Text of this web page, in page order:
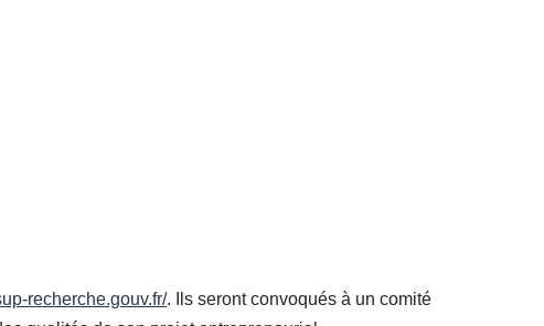
recherche.gouv.fr/. Ils seront convoqués à un comité